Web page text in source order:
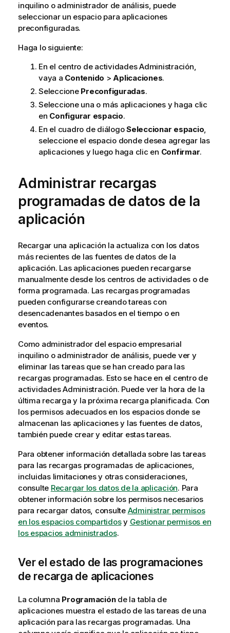
inquilino o administrador de análisis, puede
seleccionar un espacio para aplicaciones
preconfiguradas.
Haga lo siguiente:
En el centro de actividadesAdministración,
vaya a Contenido >Aplicaciones.
Seleccione Preconfiguradas.
Seleccione una o más aplicaciones y haga clic
en Configurar espacio.
En el cuadro de diálogoSeleccionar espacio,
seleccione el espacio donde desea agregar las
aplicaciones y luego haga clic en Confirmar.
Administrar recargas
programadas de datos de la
aplicación
Recargar una aplicación la actualiza con los datos
más recientes de las fuentes de datos de la
aplicación. Las aplicaciones pueden recargarse
manualmente desde los centros de actividades o de
forma programada. Las recargas programadas
pueden configurarse creando tareas con
desencadenantes basados en el tiempo o en
eventos.
Como administrador del espacio empresarial
inquilino o administrador de análisis, puede ver y
eliminar las tareas que se han creado para las
recargas programadas. Esto se hace en el centro de
actividadesAdministración. Puede ver la hora de la
última recarga y la próxima recarga planificada. Con
los permisos adecuados en los espacios donde se
almacenan las aplicaciones y las fuentes de datos,
también puede crear y editar estas tareas.
Para obtener información detallada sobre las tareas
para las recargas programadas de aplicaciones,
incluidas limitaciones y otras consideraciones,
consulte Recargar los datos de la aplicación. Para
obtener información sobre los permisos necesarios
para recargar datos, consulte Administrar permisos
en los espacios compartidosy Gestionar permisos en
los espacios administrados.
Ver el estado de las programaciones
de recarga de aplicaciones
La columna Programaciónde la tabla de
aplicaciones muestra el estado de las tareas de una
aplicación para las recargas programadas. Una